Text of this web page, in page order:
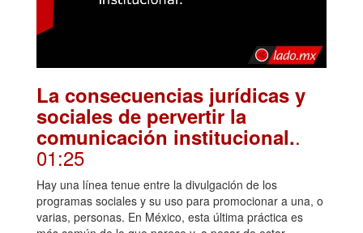
La consecuencias jurídicas y
sociales de pervertir la
comunicación institucional..
01:25
Hay una línea tenue entre la divulgación de los
programas sociales y su uso para promocionar a una, o
varias, personas. En México, esta última práctica es